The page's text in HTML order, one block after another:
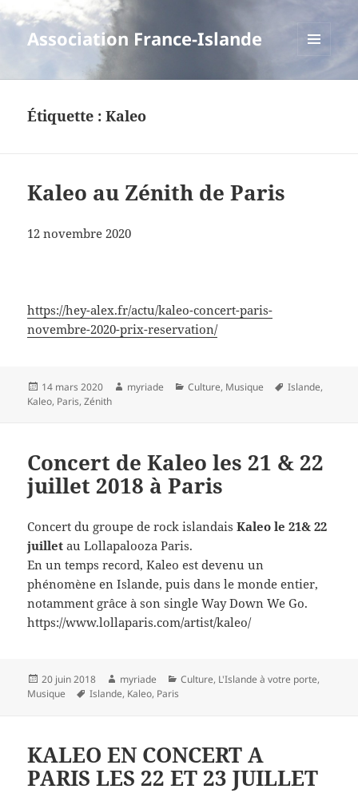
Association France-Islande
Étiquette :Kaleo
Kaleo au Zénith de Paris
12 novembre 2020
https://hey-alex.fr/actu/kaleo-concert-paris-
novembre-2020-prix-reservation/
Publié
le
14 mars 2020 Auteur
myriade Catégories
Culture, Musique
Mots-
Islande,
Kaleo, Paris,Zénith
Concert de Kaleo les 21 & 22
juillet 2018 à Paris
Concert du groupe de rock islandaisKaleo le 21& 22
juillet au Lollapalooza Paris.
En un temps record, Kaleo est devenu un
phénomène en Islande, puis dans le monde entier,
notamment grâce à son single Way Down We Go.
https://www.lollaparis.com/artist/kaleo/
Publié
le
20 juin 2018 Auteur
myriade Catégories
Culture, L'Islande à votre porte,
Musique
Mots-
Islande, Kaleo, Paris
KALEO EN CONCERT A
PARIS LES 22 ET 23 JUILLET